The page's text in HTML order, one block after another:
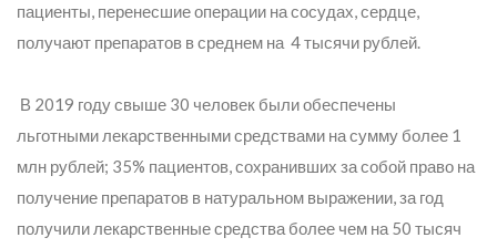
пациенты, перенесшие операции на сосудах, сердце,
получают препаратов в среднем на 4 тысячи рублей.
В 2019 году свыше 30 человек были обеспечены
льготными лекарственными средствами на сумму более 1
млн рублей; 35% пациентов, сохранивших за собой право на
получение препаратов в натуральном выражении, за год
получили лекарственные средства более чем на 50 тысяч